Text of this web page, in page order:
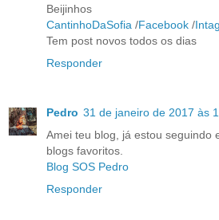
Beijinhos
CantinhoDaSofia /Facebook /
Tem post novos todos os dias
Responder
Pedro 31 de janeiro de 2017 às
Amei teu blog, já estou seguindo
blogs favoritos.
Blog SOS Pedro
Responder